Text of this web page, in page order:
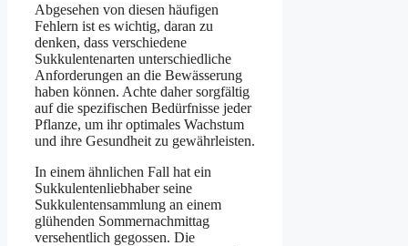
Abgesehen von diesen häufigen
Fehlern ist es wichtig, daran zu
denken, dass verschiedene
Sukkulentenarten unterschiedliche
Anforderungen an die Bewässerung
haben können. Achte daher sorgfältig
auf die spezifischen Bedürfnisse jeder
Pflanze, um ihr optimales Wachstum
und ihre Gesundheit zu gewährleisten.
In einem ähnlichen Fall hat ein
Sukkulentenliebhaber seine
Sukkulentensammlung an einem
glühenden Sommernachmittag
versehentlich gegossen. Die